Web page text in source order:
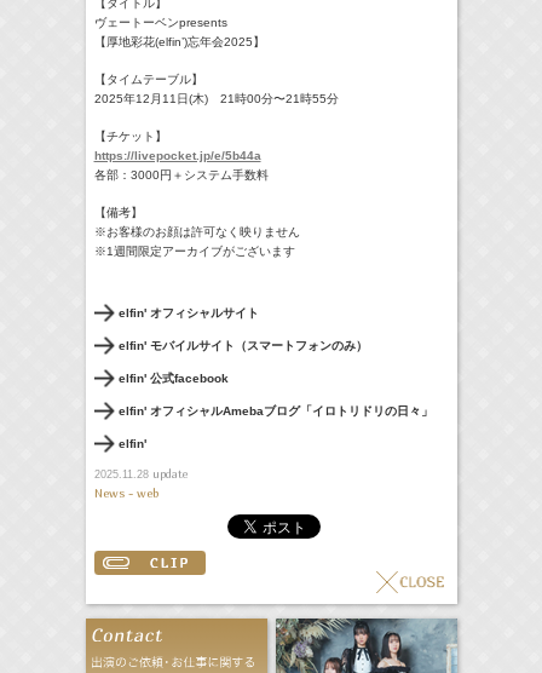
【タイトル】
ヴェートーベンpresents
【厚地彩花(elfin’)忘年会2025】
【タイムテーブル】
2025年12月11日(木) 21時00分〜21時55分
【チケット】
https://livepocket.jp/e/5b44a
各部：3000円＋システム手数料
【備考】
※お客様のお顔は許可なく映りません
※1週間限定アーカイブがございます
elfin' オフィシャルサイト
elfin' モバイルサイト（スマートフォンのみ）
elfin' 公式facebook
elfin' オフィシャルAmebaブログ「イロトリドリの日々」
elfin'
2025.11.28update
News - web